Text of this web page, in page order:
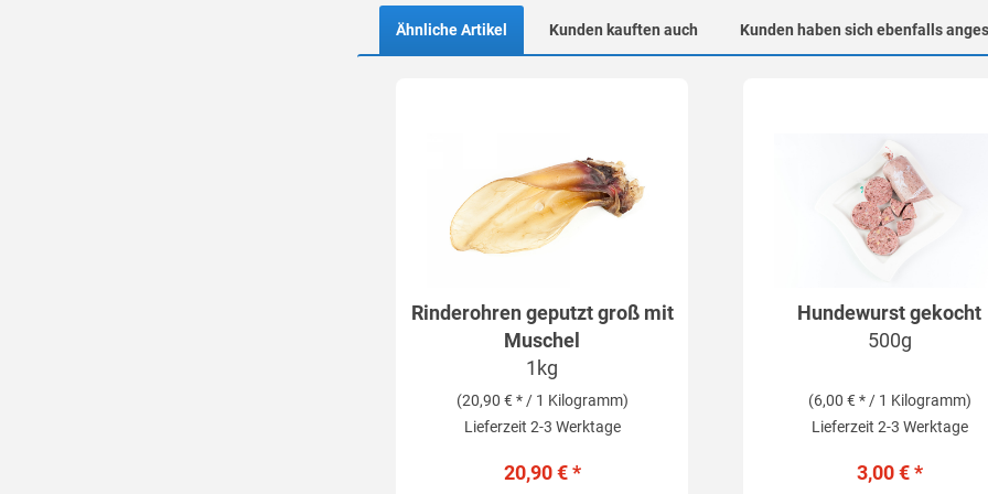
Ähnliche Artikel Kunden kauften auch Kunden haben sich ebenfalls
Rinderohren geputzt groß mit
Muschel
1kg
(20,90 € * / 1 Kilogramm)
Lieferzeit 2-3 Werktage
20,90 € *
Hundewurst gekocht
500g
(6,00 € * / 1 Kilogramm)
Lieferzeit 2-3 Werktage
3,00 € *